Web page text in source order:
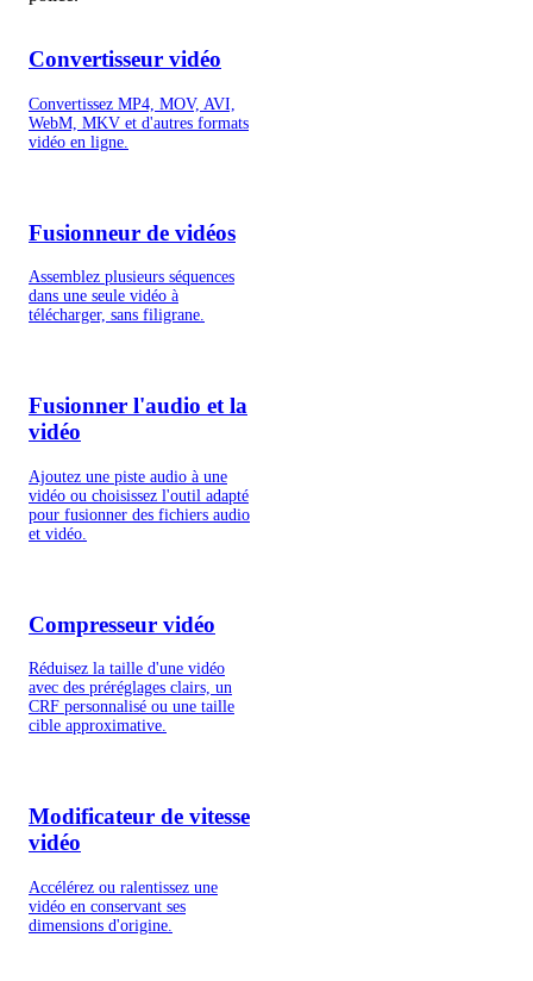
Convertisseur vidéo
Convertissez MP4, MOV, AVI,
WebM, MKV et d'autres formats
vidéo en ligne.
Fusionneur de vidéos
Assemblez plusieurs séquences
dans une seule vidéo à
télécharger, sans filigrane.
Fusionner l'audio et la
vidéo
Ajoutez une piste audio à une
vidéo ou choisissez l'outil adapté
pour fusionner des fichiers audio
et vidéo.
Compresseur vidéo
Réduisez la taille d'une vidéo
avec des préréglages clairs, un
CRF personnalisé ou une taille
cible approximative.
Modificateur de vitesse
vidéo
Accélérez ou ralentissez une
vidéo en conservant ses
dimensions d'origine.